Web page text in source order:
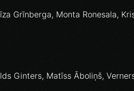
Grīnberga, Monta Ronesala,
Ginters, Matīss Āboliņš,